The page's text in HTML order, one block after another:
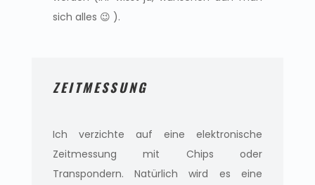
sich alles 😉 ).
ZEITMESSUNG
Ich verzichte auf eine elektronische
Zeitmessung mit Chips oder
Transpondern. Natürlich wird es eine